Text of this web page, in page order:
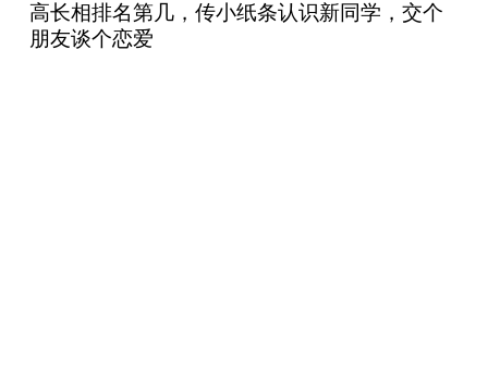
高长相排名第几，传小纸条认识新同学，交个
朋友谈个恋爱